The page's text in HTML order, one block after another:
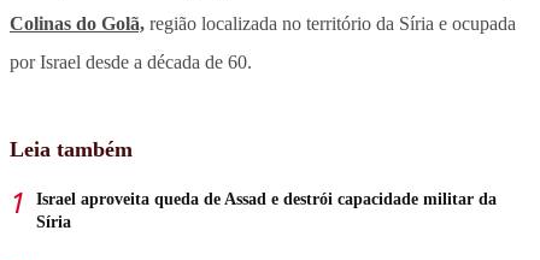
Colinas do Golã, região localizada no território da Síria e ocupada
por Israel desde a década de 60.
Leia também
Israel aproveita queda de Assad e destrói capacidade militar da
Síria